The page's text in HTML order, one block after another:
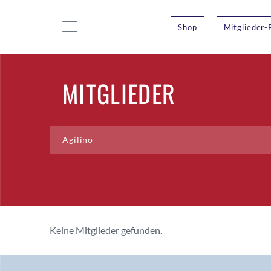
Shop Mitglieder-
MITGLIEDER
Keine Mitglieder gefunden.